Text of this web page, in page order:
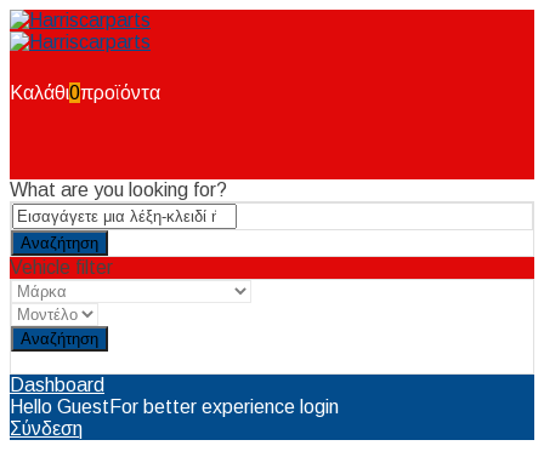
Καλάθι0προϊόντα
What are you looking for?
Vehicle filter
Dashboard
Hello Guest For better experience login
Σύνδεση